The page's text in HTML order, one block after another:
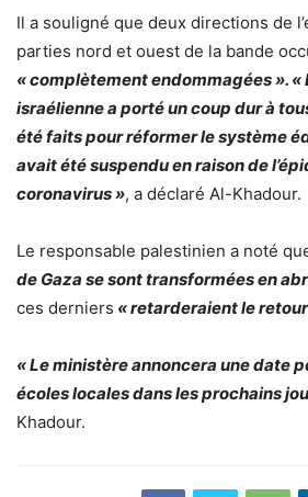
Il a souligné que deux directions de
parties nord et ouest de la bande
« complètement endommagées ». «
israélienne a porté un coup dur à
été faits pour réformer le système
avait été suspendu en raison de
coronavirus », a déclaré Al-Khadour.
Le responsable palestinien a noté
de Gaza se sont transformées en
ces derniers « retarderaient le
« Le ministère annoncera une date
écoles locales dans les prochains
Khadour.